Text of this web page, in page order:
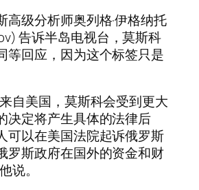
高级分析师奥列格·伊格纳托
告诉半岛电视台，莫斯科
等回应，因为这个标签只是
自美国，莫斯科会受到更大
决定将产生具体的法律后
可以在美国法院起诉俄罗斯
罗斯政府在国外的资金和财
说。